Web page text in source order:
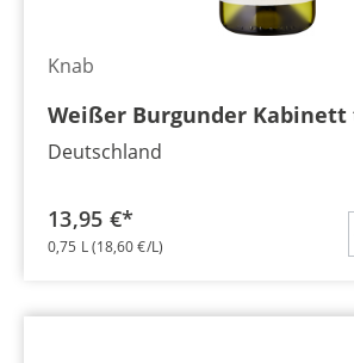
Knab
Weißer Burgunder Kabinett
Deutschland
13,95 €*
0,75 L(18,60 €/L)